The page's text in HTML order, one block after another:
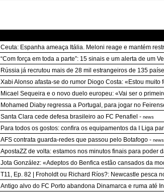
Ceuta: Espanha ameaça Itália. Meloni reage e mantém
“Com força em toda a parte”: 15 sinais e um alerta de um
Rússia já recrutou mais de 28 mil estrangeiros de 135
Xabi Alonso afasta-se do rumor Diogo Costa: «Estou
Micael Sequeira e o novo duelo europeu: «Vai ser o
Mohamed Diaby regressa a Portugal, para jogar no
Santa Clara cede defesa brasileiro ao FC Penafiel - news
Para todos os gostos: confira os equipamentos da I Liga
AFS contrata guarda-redes que passou pelo Botafogo - news
ApostaZZ de volta: estamos nos minutos finais para poder
Jota González: «Adeptos do Benfica estão cansados da
T11, Ep. 82 | Froholdt ou Richard Ríos?: Newcastle pesca
Antigo alvo do FC Porto abandona Dinamarca e ruma até